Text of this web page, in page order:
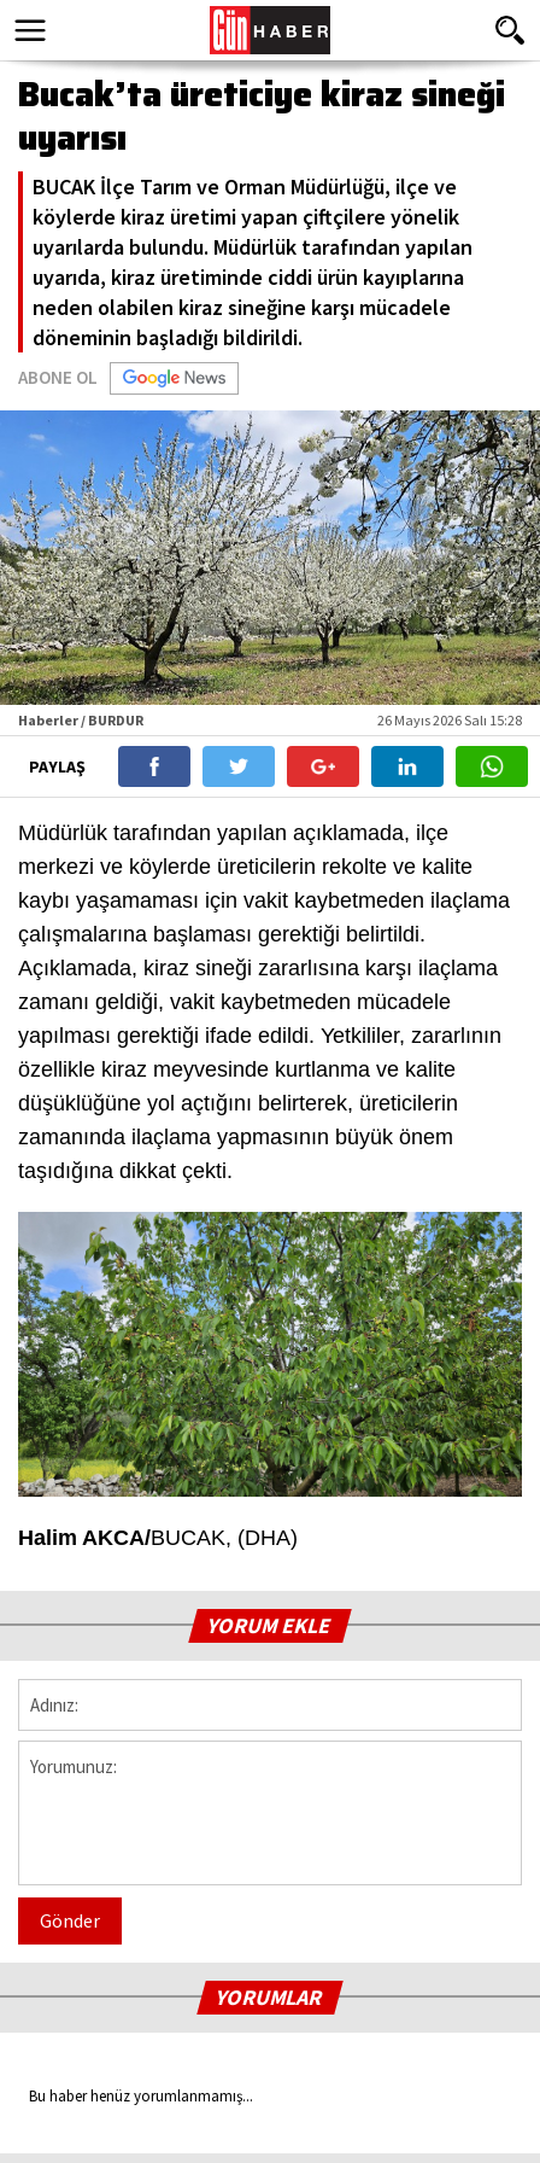
Bucak’ta üreticiye kiraz sineği
uyarısı
BUCAK İlçe Tarım ve Orman Müdürlüğü, ilçe ve
köylerde kiraz üretimi yapan çiftçilere yönelik
uyarılarda bulundu. Müdürlük tarafından yapılan
uyarıda, kiraz üretiminde ciddi ürün kayıplarına
neden olabilen kiraz sineğine karşı mücadele
döneminin başladığı bildirildi.
ABONE OL
Haberler / BURDUR 26 Mayıs 2026 Salı 15:28
PAYLAŞ
Müdürlük tarafından yapılan açıklamada, ilçe
merkezi ve köylerde üreticilerin rekolte ve kalite
kaybı yaşamaması için vakit kaybetmeden ilaçlama
çalışmalarına başlaması gerektiği belirtildi.
Açıklamada, kiraz sineği zararlısına karşı ilaçlama
zamanı geldiği, vakit kaybetmeden mücadele
yapılması gerektiği ifade edildi. Yetkililer, zararlının
özellikle kiraz meyvesinde kurtlanma ve kalite
düşüklüğüne yol açtığını belirterek, üreticilerin
zamanında ilaçlama yapmasının büyük önem
taşıdığına dikkat çekti.
Halim AKCA/BUCAK, (DHA)
YORUM EKLE
Gönder
YORUMLAR
Bu haber henüz yorumlanmamış...